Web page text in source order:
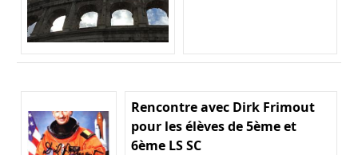
Rencontre avec Dirk Frimout
pour les élèves de 5ème et
6ème LS SC